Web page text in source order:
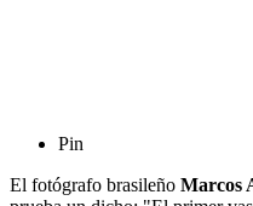
Pin
El fotógrafo brasileño Marcos